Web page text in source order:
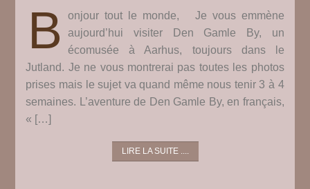
B
onjour tout le monde, Je vous emmène
aujourd’hui visiter Den Gamle By, un
écomusée à Aarhus, toujours dans le
Jutland. Je ne vous montrerai pas toutes les photos
prises mais le sujet va quand même nous tenir 3 à 4
semaines. L’aventure de Den Gamle By, en français,
« […]
LIRE LA SUITE ....